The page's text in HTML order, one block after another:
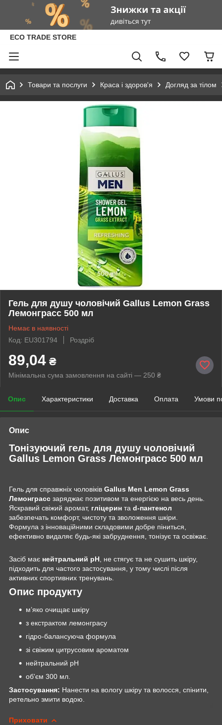
ECO TRADE STORE
Товари та послуги Краса і здоров'я Догляд за тілом
Гель для душу чоловічий Gallus Lemon Grass
Лемонграсс 500 мл
Немає в наявності
Код: EU301794
Роздріб
89,04 ₴
Мінімальна сума замовлення на сайті — 250 ₴
Опис Характеристики Доставка Оплата Умови
Опис
Тонізуючий гель для душу чоловічий
Gallus Lemon Grass Лемонграсс 500 мл
Гель для справжніх чоловіків Gallus Men Lemon Grass
Лемонграсс заряджає позитивом та енергією на весь день.
Яскравий свіжий аромат, гліцерин та d-пантенол
забезпечать комфорт, чистоту та зволоження шкіри.
Формула з інноваційними складовими добре піниться,
ефективно видаляє будь-які забруднення, тонізує та освіжає.
Засіб має нейтральний pH, не стягує та не сушить шкіру,
підходить для частого застосування, у тому числі після
активних спортивних тренувань.
Опис продукту
м’яко очищає шкіру
з екстрактом лемонграсу
гідро-балансуюча формула
зі свіжим цитрусовим ароматом
нейтральний pH
об'єм 300 мл.
Застосування: Нанести на вологу шкіру та волосся, спінити,
ретельно змити водою.
Приховати